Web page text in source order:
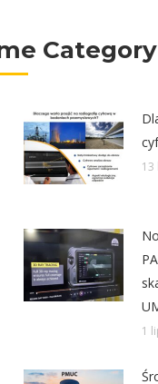
Category
13
1